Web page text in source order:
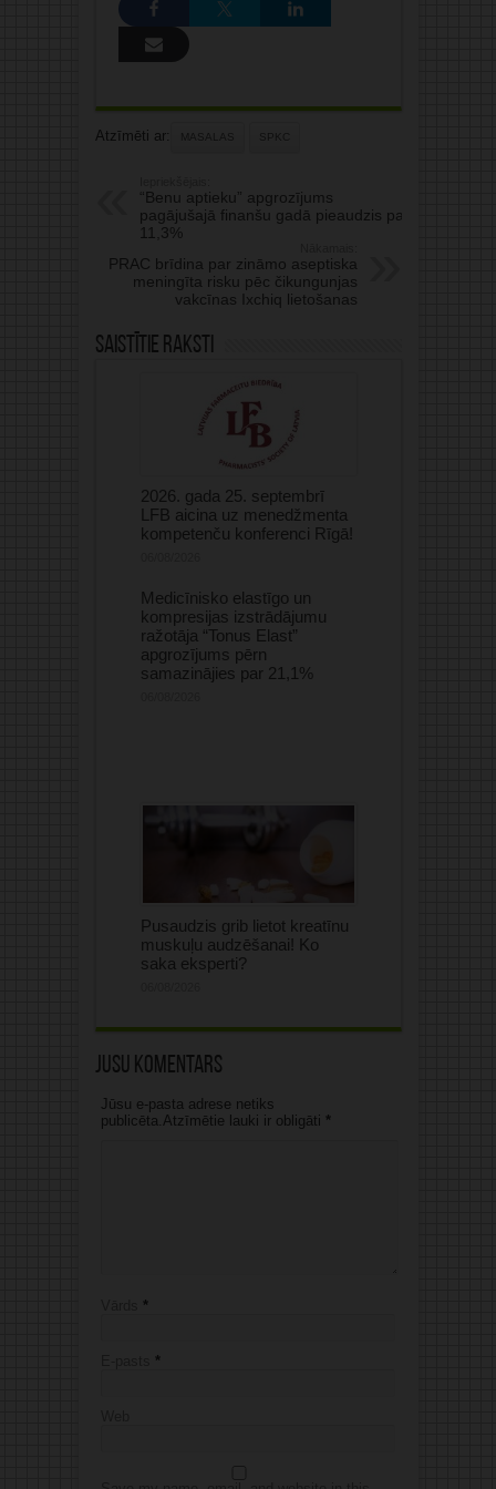
Atzīmēti ar: MASALAS SPKC
“Benu aptieku” apgrozījums
pagājušajā finanšu gadā pieaudzis par
11,3%
PRAC brīdina par zināmo aseptiska
meningīta risku pēc čikungunjas
vakcīnas Ixchiq lietošanas
Saistītie raksti
2026. gada 25. septembrī
LFB aicina uz menedžmenta
kompetenču konferenci Rīgā!
Medicīnisko elastīgo un
kompresijas izstrādājumu
ražotāja “Tonus Elast”
apgrozījums pērn
samazinājies par 21,1%
Pusaudzis grib lietot kreatīnu
muskuļu audzēšanai! Ko
saka eksperti?
Jūsu komentārs
Jūsu e-pasta adrese netiks
publicēta.Atzīmētie lauki ir obligāti *
*
*